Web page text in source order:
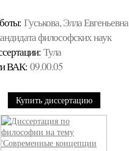
Гуськова, Элла Евгеньевна
философских наук
Тула
ВАК: 09.00.05
Купить диссертацию